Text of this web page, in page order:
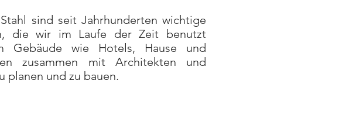
sind seit Jahrhunderten wichtige
die wir im Laufe der Zeit benutzt
Gebäude wie Hotels, Hause und
zusammen mit Architekten und
planen und zu bauen.